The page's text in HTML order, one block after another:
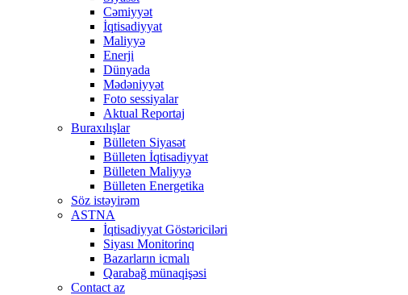
Cəmiyyət
İqtisadiyyat
Maliyyə
Enerji
Dünyada
Mədəniyyət
Foto sessiyalar
Aktual Reportaj
Buraxılışlar
Bülleten Siyasət
Bülleten İqtisadiyyat
Bülleten Maliyyə
Bülleten Energetika
Söz istəyirəm
ASTNA
İqtisadiyyat Göstəriciləri
Siyası Monitorinq
Bazarların icmalı
Qarabağ münaqişəsi
Contact az